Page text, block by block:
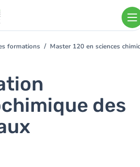
formations Master 120 en sciences
des